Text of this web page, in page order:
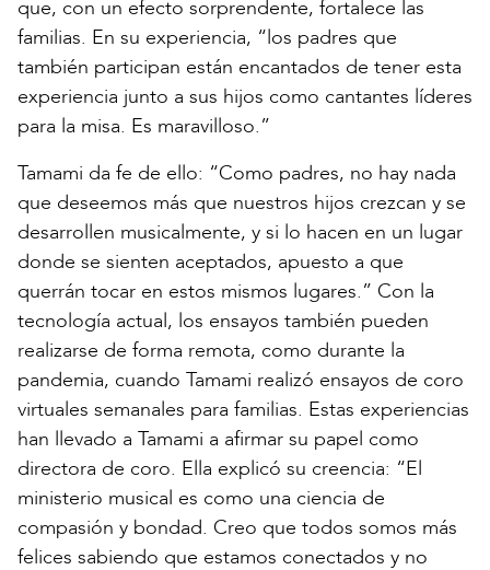
que, con un efecto sorprendente, fortalece las
familias. En su experiencia, “los padres que
también participan están encantados de tener esta
experiencia junto a sus hijos como cantantes líderes
para la misa. Es maravilloso.”
Tamami da fe de ello: “Como padres, no hay nada
que deseemos más que nuestros hijos crezcan y se
desarrollen musicalmente, y si lo hacen en un lugar
donde se sienten aceptados, apuesto a que
querrán tocar en estos mismos lugares.” Con la
tecnología actual, los ensayos también pueden
realizarse de forma remota, como durante la
pandemia, cuando Tamami realizó ensayos de coro
virtuales semanales para familias. Estas experiencias
han llevado a Tamami a afirmar su papel como
directora de coro. Ella explicó su creencia: “El
ministerio musical es como una ciencia de
compasión y bondad. Creo que todos somos más
felices sabiendo que estamos conectados y no